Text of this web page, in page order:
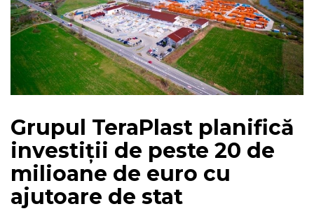
Grupul TeraPlast planifică
investiții de peste 20 de
milioane de euro cu
ajutoare de stat